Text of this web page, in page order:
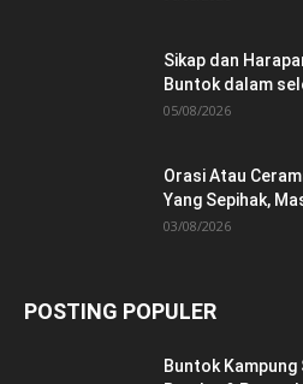
Sikap dan
Buntok dalam
05/08/2026
Orasi Atau
Yang Sepihak,
03/08/2026
POSTING POPULER
Buntok Kampung